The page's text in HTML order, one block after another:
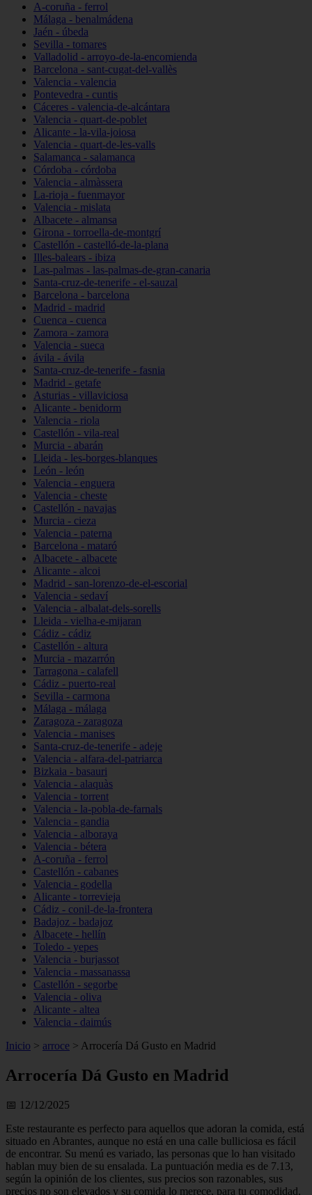
A-coruña - ferrol
Málaga - benalmádena
Jaén - úbeda
Sevilla - tomares
Valladolid - arroyo-de-la-encomienda
Barcelona - sant-cugat-del-vallès
Valencia - valencia
Pontevedra - cuntis
Cáceres - valencia-de-alcántara
Valencia - quart-de-poblet
Alicante - la-vila-joiosa
Valencia - quart-de-les-valls
Salamanca - salamanca
Córdoba - córdoba
Valencia - almàssera
La-rioja - fuenmayor
Valencia - mislata
Albacete - almansa
Girona - torroella-de-montgrí
Castellón - castelló-de-la-plana
Illes-balears - ibiza
Las-palmas - las-palmas-de-gran-canaria
Santa-cruz-de-tenerife - el-sauzal
Barcelona - barcelona
Madrid - madrid
Cuenca - cuenca
Zamora - zamora
Valencia - sueca
ávila - ávila
Santa-cruz-de-tenerife - fasnia
Madrid - getafe
Asturias - villaviciosa
Alicante - benidorm
Valencia - riola
Castellón - vila-real
Murcia - abarán
Lleida - les-borges-blanques
León - león
Valencia - enguera
Valencia - cheste
Castellón - navajas
Murcia - cieza
Valencia - paterna
Barcelona - mataró
Albacete - albacete
Alicante - alcoi
Madrid - san-lorenzo-de-el-escorial
Valencia - sedaví
Valencia - albalat-dels-sorells
Lleida - vielha-e-mijaran
Cádiz - cádiz
Castellón - altura
Murcia - mazarrón
Tarragona - calafell
Cádiz - puerto-real
Sevilla - carmona
Málaga - málaga
Zaragoza - zaragoza
Valencia - manises
Santa-cruz-de-tenerife - adeje
Valencia - alfara-del-patriarca
Bizkaia - basauri
Valencia - alaquàs
Valencia - torrent
Valencia - la-pobla-de-farnals
Valencia - gandia
Valencia - alboraya
Valencia - bétera
A-coruña - ferrol
Castellón - cabanes
Valencia - godella
Alicante - torrevieja
Cádiz - conil-de-la-frontera
Badajoz - badajoz
Albacete - hellín
Toledo - yepes
Valencia - burjassot
Valencia - massanassa
Castellón - segorbe
Valencia - oliva
Alicante - altea
Valencia - daimús
Inicio > arroce > Arrocería Dá Gusto en Madrid
Arrocería Dá Gusto en Madrid
📅 12/12/2025
Este restaurante es perfecto para aquellos que adoran la comida, está
situado en Abrantes, aunque no está en una calle bulliciosa es fácil
de encontrar. Su menú es variado, las personas que lo han visitado
hablan muy bien de su ensalada. La puntuación media es de 7.13,
según la opinión de los clientes, sus precios son razonables, sus
precios no son elevados y su comida lo merece, para tu comodidad,